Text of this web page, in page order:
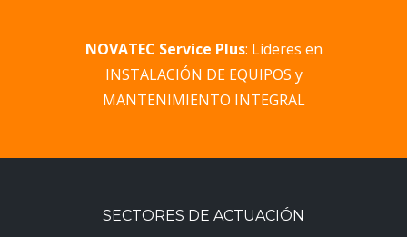
NOVATEC Service Plus: Líderes en
INSTALACIÓN DE EQUIPOS y
MANTENIMIENTO INTEGRAL
SECTORES DE ACTUACIÓN